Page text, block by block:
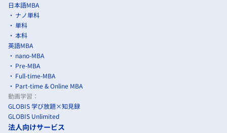
日本語MBA
ナノ単科
単科
本科
英語MBA
nano-MBA
Pre-MBA
Full-time-MBA
Part-time & Online MBA
動画学習：
GLOBIS 学び放題×知見録
GLOBIS Unlimited
法人向けサービス